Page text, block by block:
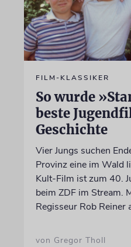
FILM-KLASSIKER
So wurde
beste
Geschichte
Vier Jungs suchen
Provinz eine im Wald
Kult-Film ist zum 40.
beim ZDF im Stream.
Regisseur Rob Reiner
von Gregor Tholl